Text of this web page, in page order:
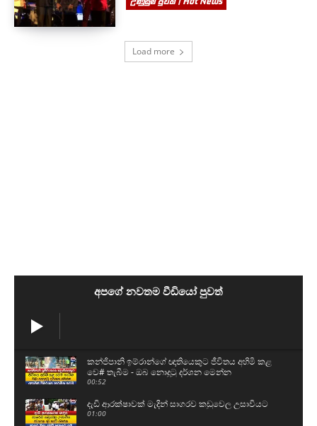
Load more
අපගේ නවතම වීඩියෝ පුවත්
කන්ජිපානි ඉම්රාන්ගේ ඥාතියෙකුට ජීවිතය අහිමි කළ
වෙ# තැබීම - ඔබ නොදුටු දර්ශන මෙන්න
00:52
දැඩි ආරක්ෂාවක් මැදින් සාගරව කඩුවෙල උසාවියට
01:00